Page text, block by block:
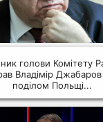
голови Комітету
Владімір
поділом Польщі...